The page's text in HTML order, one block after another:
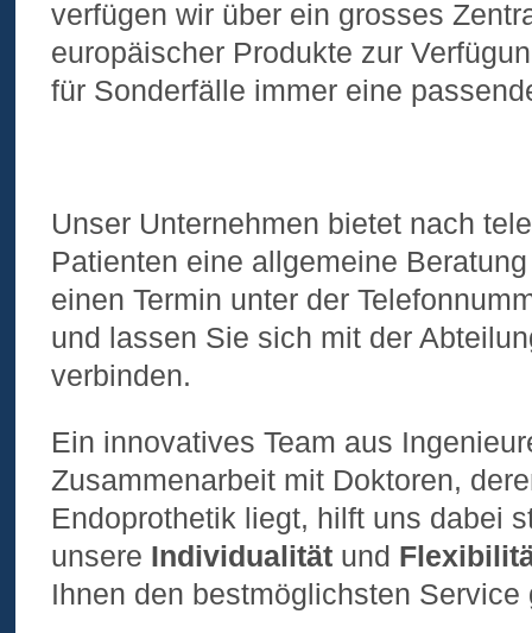
verfügen wir über ein grosses
europäischer Produkte zur
für Sonderfälle immer eine
Unser Unternehmen bietet nach
Patienten eine allgemeine
einen Termin unter der
und lassen Sie sich mit der
verbinden.
Ein innovatives Team aus
Zusammenarbeit mit Doktoren,
Endoprothetik liegt, hilft uns dabei
unsere Individualitätund
Ihnen den bestmöglichsten